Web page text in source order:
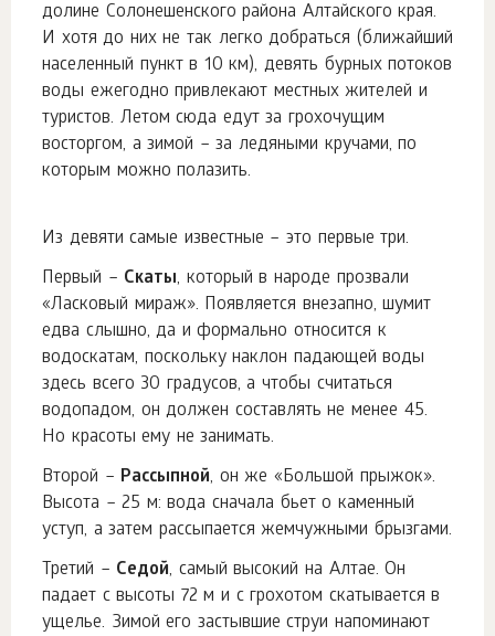
долине Солонешенского района Алтайского края.
И хотя до них не так легко добраться (ближайший
населенный пункт в 10 км), девять бурных потоков
воды ежегодно привлекают местных жителей и
туристов. Летом сюда едут за грохочущим
восторгом, а зимой – за ледяными кручами, по
которым можно полазить.
Из девяти самые известные – это первые три.
Первый – Скаты, который в народе прозвали
«Ласковый мираж». Появляется внезапно, шумит
едва слышно, да и формально относится к
водоскатам, поскольку наклон падающей воды
здесь всего 30 градусов, а чтобы считаться
водопадом, он должен составлять не менее 45.
Но красоты ему не занимать.
Второй – Рассыпной, он же «Большой прыжок».
Высота – 25 м: вода сначала бьет о каменный
уступ, а затем рассыпается жемчужными брызгами.
Третий – Седой, самый высокий на Алтае. Он
падает с высоты 72 м и с грохотом скатывается в
ущелье. Зимой его застывшие струи напоминают